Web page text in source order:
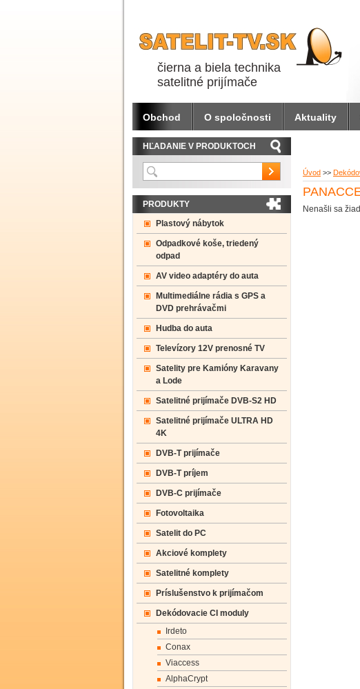
čierna a biela technika
satelitné prijímače
Úvod >>
Nenašli sa
HĽADANIE V PRODUKTOCH
PRODUKTY
Plastový nábytok
Odpadkové koše, triedený
odpad
AV video adaptéry do auta
Multimediálne rádia s GPS a
DVD prehrávačmi
Hudba do auta
Televízory 12V prenosné TV
Satelity pre Kamióny Karavany
a Lode
Satelitné prijímače DVB-S2 HD
Satelitné prijímače ULTRA HD
4K
DVB-T prijímače
DVB-T príjem
DVB-C prijímače
Fotovoltaika
Satelit do PC
Akciové komplety
Satelitné komplety
Príslušenstvo k prijímačom
Dekódovacie CI moduly
Irdeto
Conax
Viaccess
AlphaCrypt
Obchod O spoločnosti Aktuality